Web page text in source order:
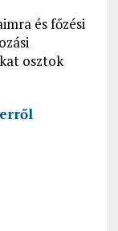
és főzési
osztok